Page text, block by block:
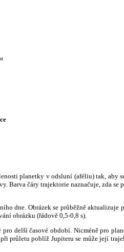
planetky v odsluní (aféliu) tak, aby
Barva čáry trajektorie naznačuje, zda
dne. Obrázek se průběžně aktualizuje
obrázku (řádově 0,5-0,8 s).
pro delší časové období. Nicméně pro
průletu poblíž Jupiteru se může její